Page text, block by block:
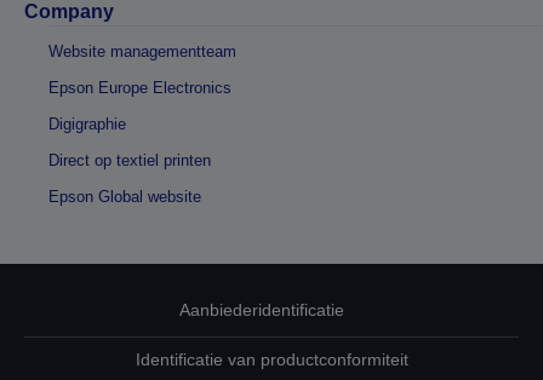
Company
Website managementteam
Epson Europe Electronics
Digigraphie
Direct op textiel printen
Epson Global website
Aanbiederidentificatie
Identificatie van productconformiteit